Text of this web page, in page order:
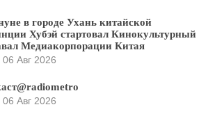
в городе Ухань китайской
Хубэй стартовал Кинокультурный
Медиакорпорации Китая
06 Авг 2026
06 Авг 2026